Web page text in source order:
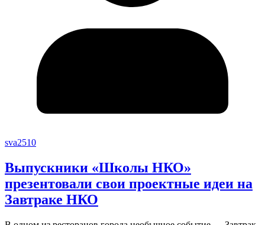
sva2510
Выпускники «Школы НКО»
презентовали свои проектные идеи на
Завтраке НКО